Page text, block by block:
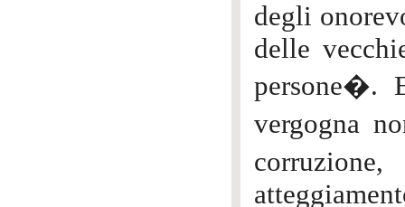
degli
delle
persone�.
vergogna